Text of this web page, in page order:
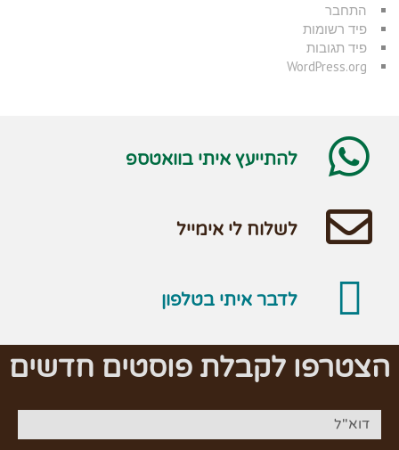
התחבר
פיד רשומות
פיד תגובות
WordPress.org
להתייעץ איתי בוואטספ
לשלוח לי אימייל
לדבר איתי בטלפון
הצטרפו לקבלת פוסטים חדשים